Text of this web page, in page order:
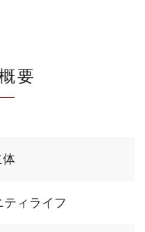
要
体
ィライフ